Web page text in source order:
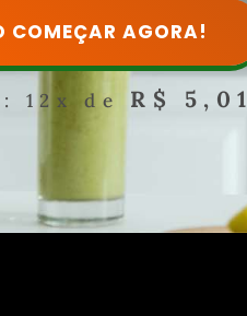
COMEÇAR AGORA!
12x de R$ 5,01